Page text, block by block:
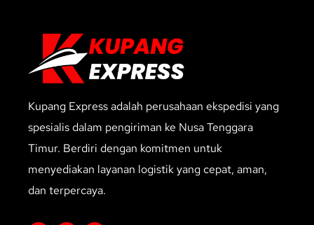
Kupang Express adalah perusahaan ekspedisi yang
spesialis dalam pengiriman ke Nusa Tenggara
Timur. Berdiri dengan komitmen untuk
menyediakan layanan logistik yang cepat, aman,
dan terpercaya.